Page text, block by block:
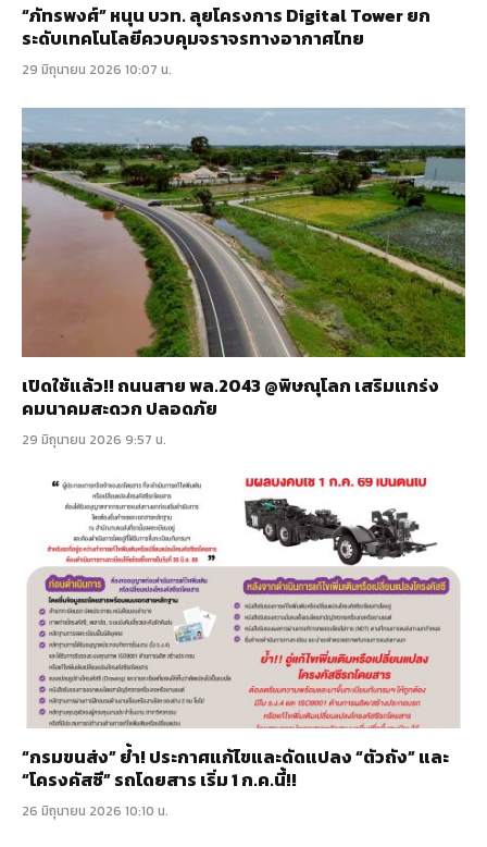
“ภัทรพงศ์” หนุน บวท. ลุยโครงการ Digital Tower ยก
ระดับเทคโนโลยีควบคุมจราจรทางอากาศไทย
29 มิถุนายน 2026 10:07 น.
เปิดใช้แล้ว!! ถนนสาย พล.2043 @พิษณุโลก เสริมแกร่ง
คมนาคมสะดวก ปลอดภัย
29 มิถุนายน 2026 9:57 น.
“กรมขนส่ง” ย้ำ! ประกาศแก้ไขและดัดแปลง “ตัวถัง” และ
“โครงคัสซี” รถโดยสาร เริ่ม 1 ก.ค.นี้!!
26 มิถุนายน 2026 10:10 น.